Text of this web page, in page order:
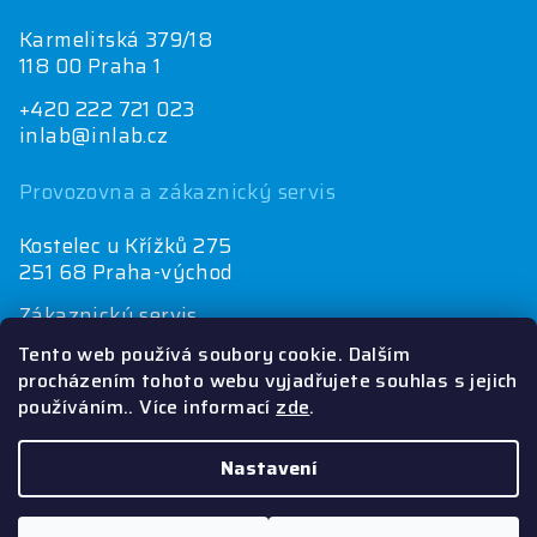
Tento web používá soubory cookie. Dalším
procházením tohoto webu vyjadřujete souhlas s jejich
používáním.. Více informacízde.
Nastavení
Karmelitská 379/18
118 00 Praha 1
+420 222 721 023
inlab@inlab.cz
Provozovna a zákaznický servis
Kostelec u Křížků 275
251 68 Praha-východ
Zákaznický servis
+420 222 721 025
objednávky@inlab.cz
Ekonomické oddělení
+420 222 721 023
Copyright 2026INLAB. Všechna práva vyhrazena.